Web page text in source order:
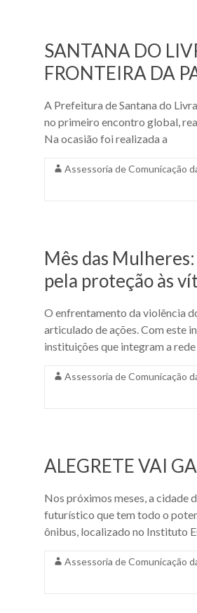
Fronteira
Oeste
do
do
Rio
Grande
Sul.
SANTANA DO
FRONTEIRA DA
A Prefeitura de Santana do
no primeiro encontro global,
Na ocasião foi realizada a
Assessoria de Comunicação
Mês das
pela proteção às
O enfrentamento da violência
articulado de ações. Com este
instituições que integram a
Assessoria de Comunicação
ALEGRETE VAI
Nos próximos meses, a cidade
futurístico que tem todo o
ônibus, localizado no Instituto
Assessoria de Comunicação